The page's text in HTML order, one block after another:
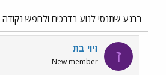
ברגע שתנסי לנוע בדרכים ולחפש
ז זיוי בת
New member